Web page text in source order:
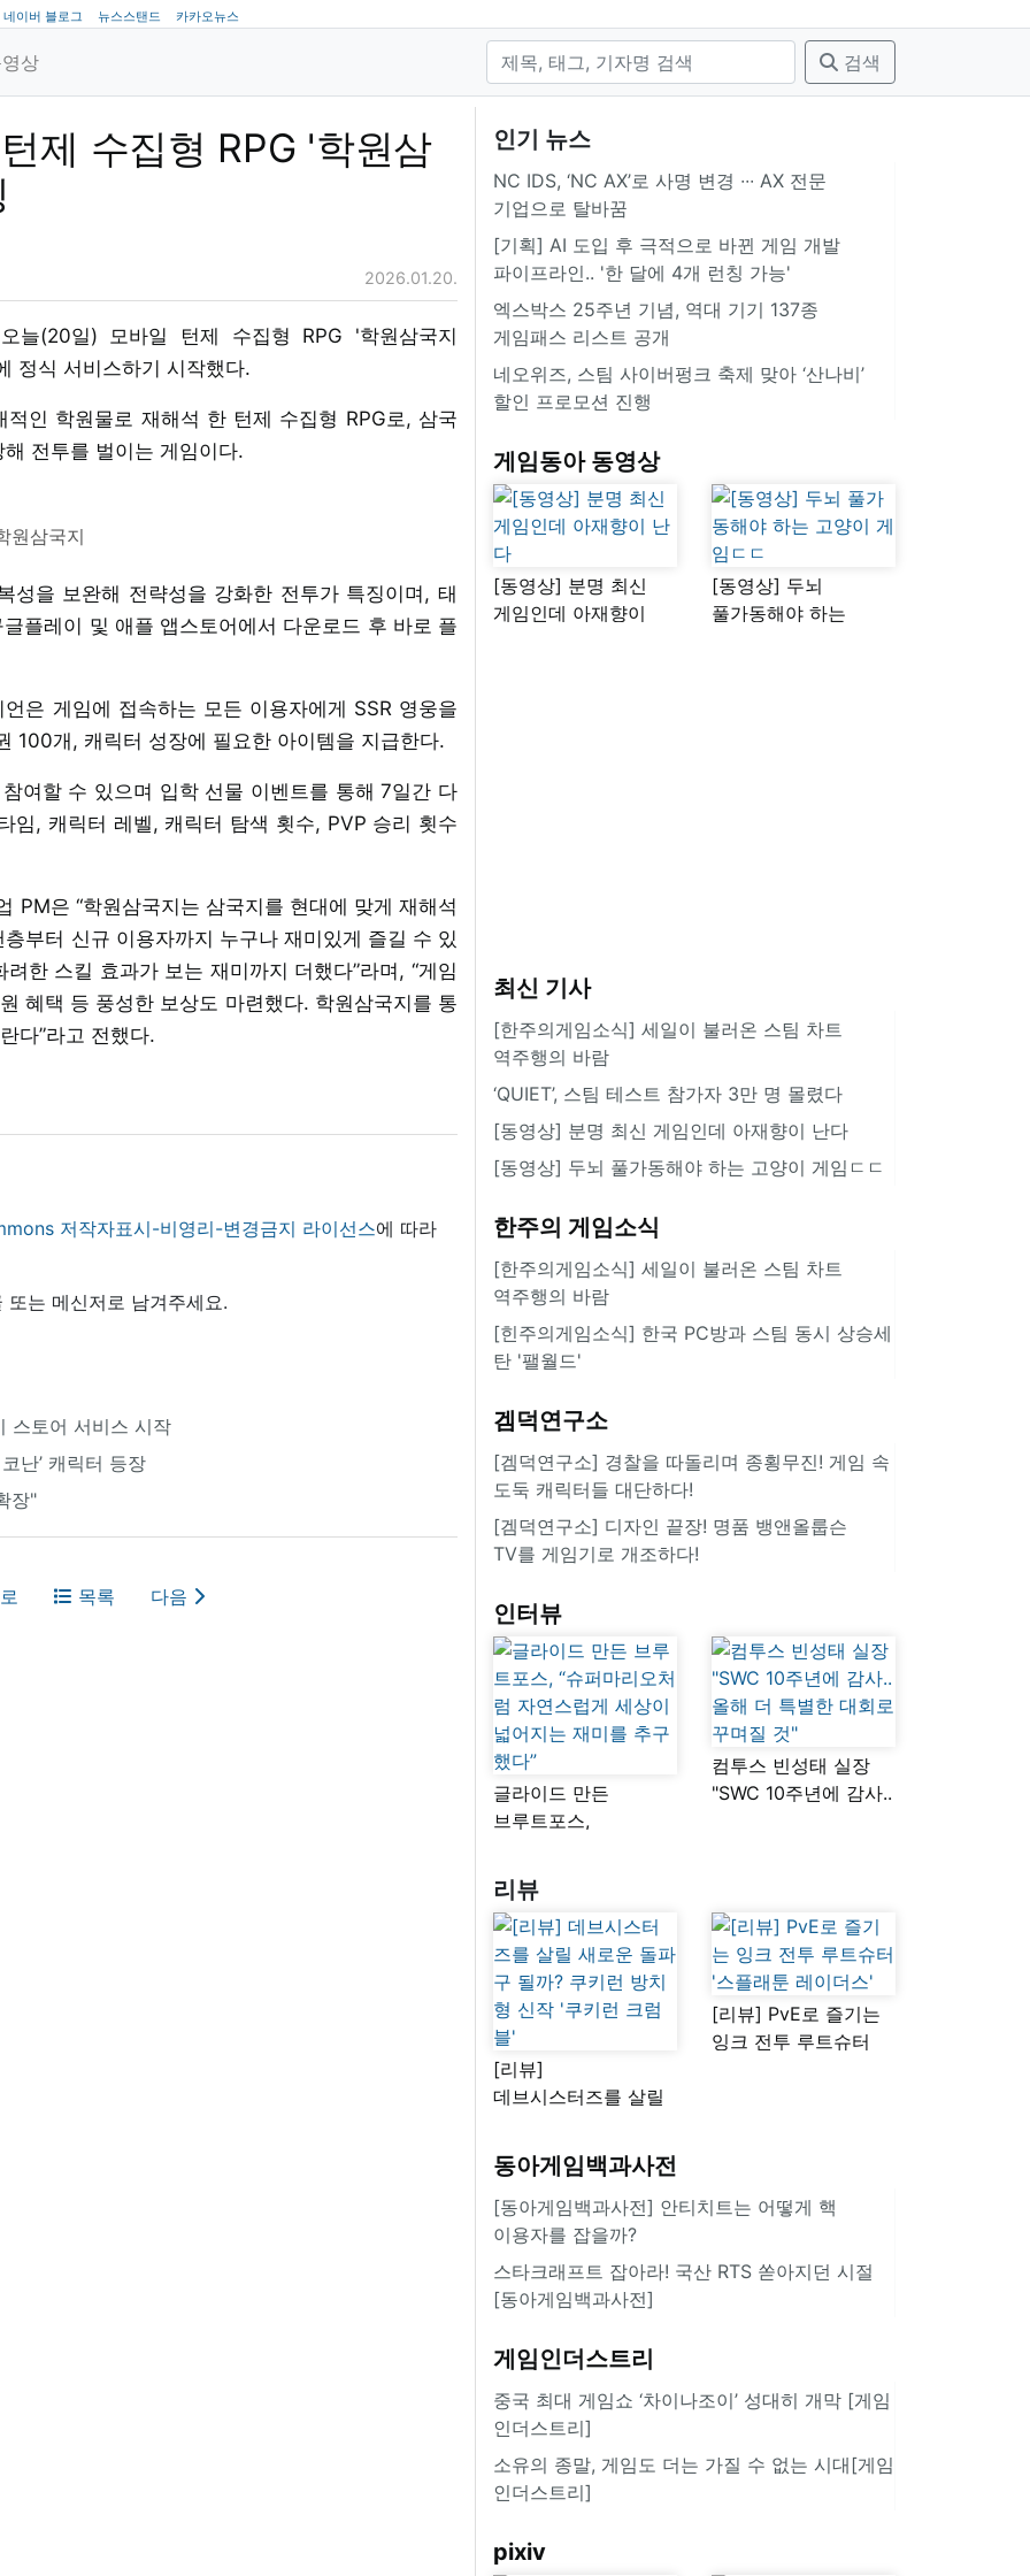
네이버 블로그 뉴스스탠드 카카오뉴스
상 검색
제 수집형 RPG '학원삼
2026.01.20.
늘(20일) 모바일 턴제 수집형 RPG '학원삼국지
정식 서비스하기 시작했다.
인 학원물로 재해석 한 턴제 수집형 RPG로, 삼국
전투를 벌이는 게임이다.
원삼국지
성을 보완해 전략성을 강화한 전투가 특징이며, 태
플레이 및 애플 앱스토어에서 다운로드 후 바로 플
은 게임에 접속하는 모든 이용자에게 SSR 영웅을
100개, 캐릭터 성장에 필요한 아이템을 지급한다.
여할 수 있으며 입학 선물 이벤트를 통해 7일간 다
임, 캐릭터 레벨, 캐릭터 탐색 횟수, PVP 승리 횟수
PM은 “학원삼국지는 삼국지를 현대에 맞게 재해석
부터 신규 이용자까지 누구나 재미있게 즐길 수 있
한 스킬 효과가 보는 재미까지 더했다”라며, “게임
혜택 등 풍성한 보상도 마련했다. 학원삼국지를 통
다”라고 전했다.
저작자표시-비영리-변경금지 라이선스에 따라
또는 메신저로 남겨주세요.
스토어 서비스 시작
난’ 캐릭터 등장
장"
목록 다음
인기 뉴스
NC IDS, ‘NC AX’로 사명 변경 ∙∙∙ AX 전문
기업으로 탈바꿈
[기획] AI 도입 후 극적으로 바뀐 게임 개발
파이프라인.. '한 달에 4개 런칭 가능'
엑스박스 25주년 기념, 역대 기기 137종
게임패스 리스트 공개
네오위즈, 스팀 사이버펑크 축제 맞아 ‘산나비’
할인 프로모션 진행
게임동아 동영상
[동영상] 분명 최신
게임인데 아재향이
[동영상] 두뇌
풀가동해야 하는
최신 기사
[한주의게임소식] 세일이 불러온 스팀 차트
역주행의 바람
‘QUIET’, 스팀 테스트 참가자 3만 명 몰렸다
[동영상] 분명 최신 게임인데 아재향이 난다
[동영상] 두뇌 풀가동해야 하는 고양이 게임ㄷㄷ
한주의 게임소식
[한주의게임소식] 세일이 불러온 스팀 차트
역주행의 바람
[힌주의게임소식] 한국 PC방과 스팀 동시 상승세
탄 '팰월드'
겜덕연구소
[겜덕연구소] 경찰을 따돌리며 종횡무진! 게임 속
도둑 캐릭터들 대단하다!
[겜덕연구소] 디자인 끝장! 명품 뱅앤올룹슨
TV를 게임기로 개조하다!
인터뷰
글라이드 만든
브루트포스,
자연스럽게 세상이
넓어지는 재미를
추구했다”
컴투스 빈성태 실장
"SWC 10주년에 감사..
리뷰
[리뷰]
데브시스터즈를 살릴
쿠키런 방치형 신작
'쿠키런 크럼블'
[리뷰] PvE로 즐기는
잉크 전투 루트슈터
동아게임백과사전
[동아게임백과사전] 안티치트는 어떻게 핵
이용자를 잡을까?
스타크래프트 잡아라! 국산 RTS 쏟아지던 시절
[동아게임백과사전]
게임인더스트리
중국 최대 게임쇼 ‘차이나조이’ 성대히 개막 [게임
인더스트리]
소유의 종말, 게임도 더는 가질 수 없는 시대[게임
인더스트리]
pixiv